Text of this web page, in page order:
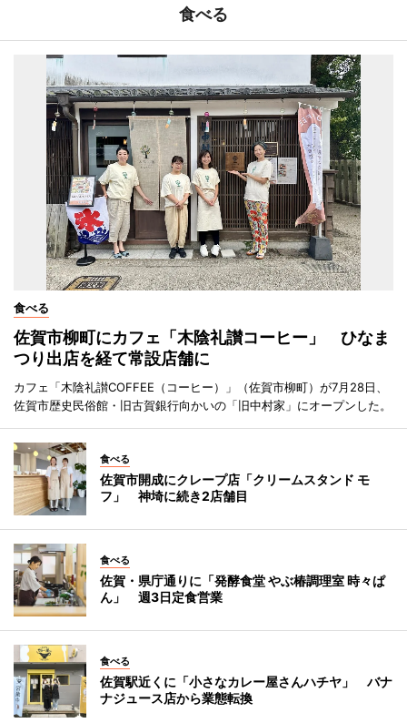
食べる
食べる
佐賀市柳町にカフェ「木陰礼讃コーヒー」 ひなま
つり出店を経て常設店舗に
カフェ「木陰礼讃COFFEE（コーヒー）」（佐賀市柳町）が7月28日、
佐賀市歴史民俗館・旧古賀銀行向かいの「旧中村家」にオープンした。
食べる
佐賀市開成にクレープ店「クリームスタンド モ
フ」 神埼に続き2店舗目
食べる
佐賀・県庁通りに「発酵食堂 やぶ椿調理室 時々ぱ
ん」 週3日定食営業
食べる
佐賀駅近くに「小さなカレー屋さんハチヤ」 バナ
ナジュース店から業態転換